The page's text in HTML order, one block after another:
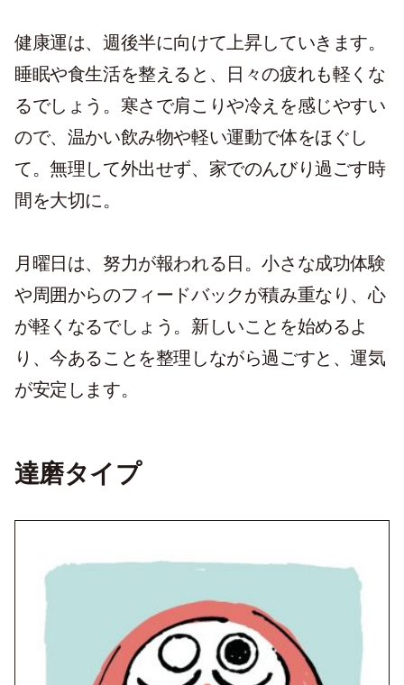
健康運は、週後半に向けて上昇していきます。
睡眠や食生活を整えると、日々の疲れも軽くな
るでしょう。寒さで肩こりや冷えを感じやすい
ので、温かい飲み物や軽い運動で体をほぐし
て。無理して外出せず、家でのんびり過ごす時
間を大切に。
月曜日は、努力が報われる日。小さな成功体験
や周囲からのフィードバックが積み重なり、心
が軽くなるでしょう。新しいことを始めるよ
り、今あることを整理しながら過ごすと、運気
が安定します。
達磨タイプ